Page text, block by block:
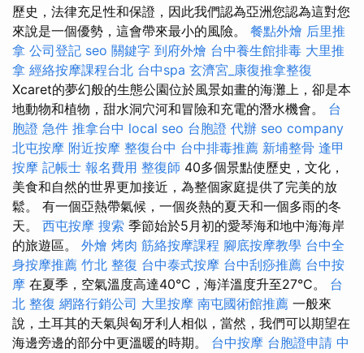
歷史，法律充足性和保證，因此我們認為亞洲您認為這對您
來說是一個優勢，這會帶來最小的風險。 餐點外燴 后里推
拿 公司登記 seo 關鍵字 到府外燴 台中養生館排毒 大里推
拿 經絡按摩課程台北 台中spa 玄濟宮_康復推拿整復
Xcaret的夢幻般的生態公園位於風景如畫的海灘上，卻是本
地動物和植物，甜水洞穴河和冒險和充電的潛水機會。 台
胞證 急件 推拿台中 local seo 台胞證 代辦 seo company
北屯按摩 附近按摩 整復台中 台中排毒推薦 新埔整骨 逢甲
按摩 記帳士 報名費用 整復師 40多個景點使歷史，文化，
美食和自然的世界更加接近，為整個家庭提供了完美的放
鬆。 有一個亞熱帶氣候，一個炎熱的夏天和一個多雨的冬
天。 西屯按摩 搜索 季節始於5月初的愛琴海和地中海海岸
的旅遊區。 外燴 烤肉 筋絡按摩課程 腳底按摩教學 台中全
身按摩推薦 竹北 整復 台中泰式按摩 台中刮痧推薦 台中按
摩 在夏季，空氣溫度高達40°C，海洋溫度升至27°C。 台
北 整復 網路行銷公司 大里按摩 南屯國術館推薦 一般來
說，土耳其的天氣與匈牙利人相似，當然，我們可以期望在
海邊旁邊的部分中更溫暖的時期。 台中按摩 台胞證申請 中